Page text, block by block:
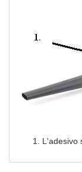
L'adesivo